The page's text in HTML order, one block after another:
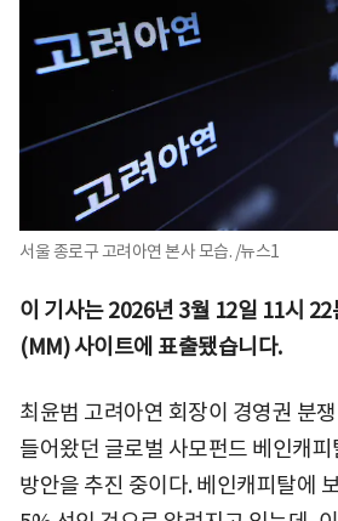
서울 종로구 고려아연 본사 모습. /뉴스1
이 기사는 2026년 3월 12일 11시
(MM) 사이트에 표출됐습니다.
최윤범 고려아연 회장이 경영권 분
들어왔던 글로벌 사모펀드 베인캐
방안을 추진 중이다. 베인캐피탈에